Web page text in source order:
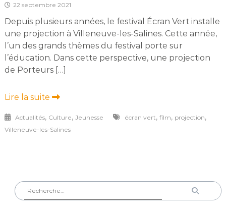
22 septembre 2021
Depuis plusieurs années, le festival Écran Vert installe
une projection à Villeneuve-les-Salines. Cette année,
l’un des grands thèmes du festival porte sur
l’éducation. Dans cette perspective, une projection
de Porteurs […]
Lire la suite
Actualités, Culture, Jeunesse écran vert, film, projection,
Villeneuve-les-Salines
Rechercher
: